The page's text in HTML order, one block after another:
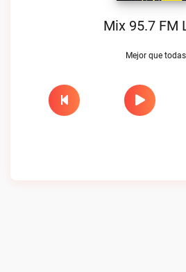
Mix 95.7 FM
Mejor que todas